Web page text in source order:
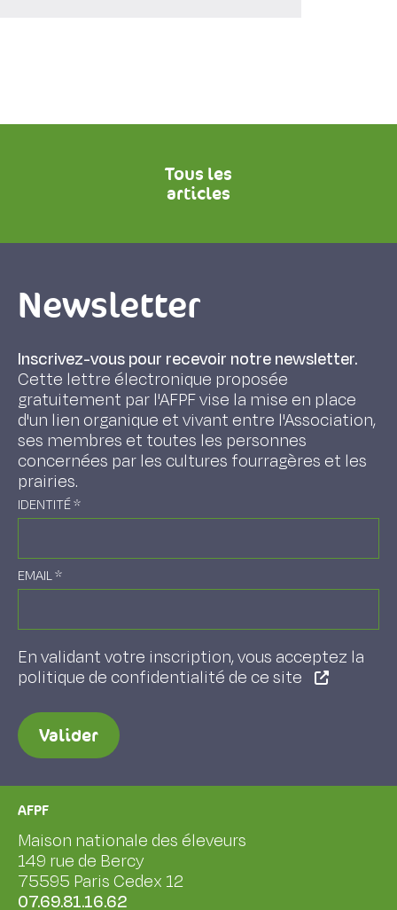
Tous les
articles
Newsletter
Inscrivez-vous pour recevoir notre newsletter.
Cette lettre électronique proposée
gratuitement par l'AFPF vise la mise en place
d'un lien organique et vivant entre l'Association,
ses membres et toutes les personnes
concernées par les cultures fourragères et les
prairies.
IDENTITÉ*
EMAIL*
En validant votre inscription, vous acceptez la
politique de confidentialité de ce site
Valider
AFPF
Maison nationale des éleveurs
149 rue de Bercy
75595 Paris Cedex 12
07.69.81.16.62